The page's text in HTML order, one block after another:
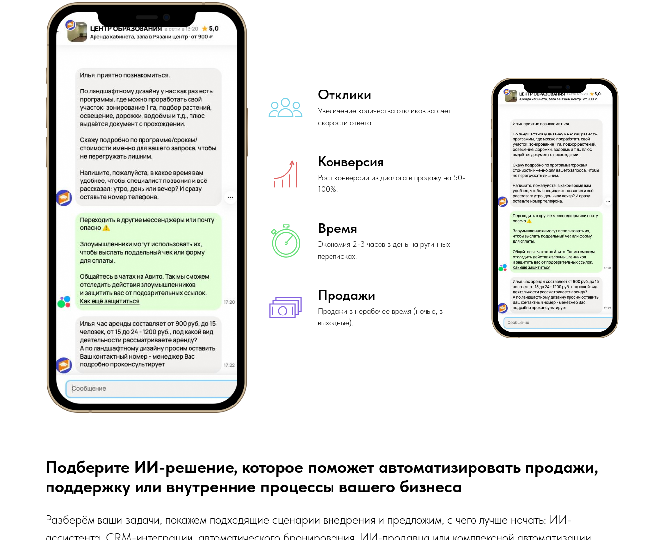
Отклики
Увеличение количества откликов за счет
скорости ответа.
Конверсия
Рост конверсии из диалога в продажу на 50-
100%.
Время
Экономия 2-3 часов в день на рутинных
переписках.
Продажи
Продажи в нерабочее время (ночью, в
выходные).
Подберите ИИ-решение, которое поможет автоматизировать продажи,
поддержку или внутренние процессы вашего бизнеса
Разберём ваши задачи, покажем подходящие сценарии внедрения и предложим, с чего лучше начать: ИИ-